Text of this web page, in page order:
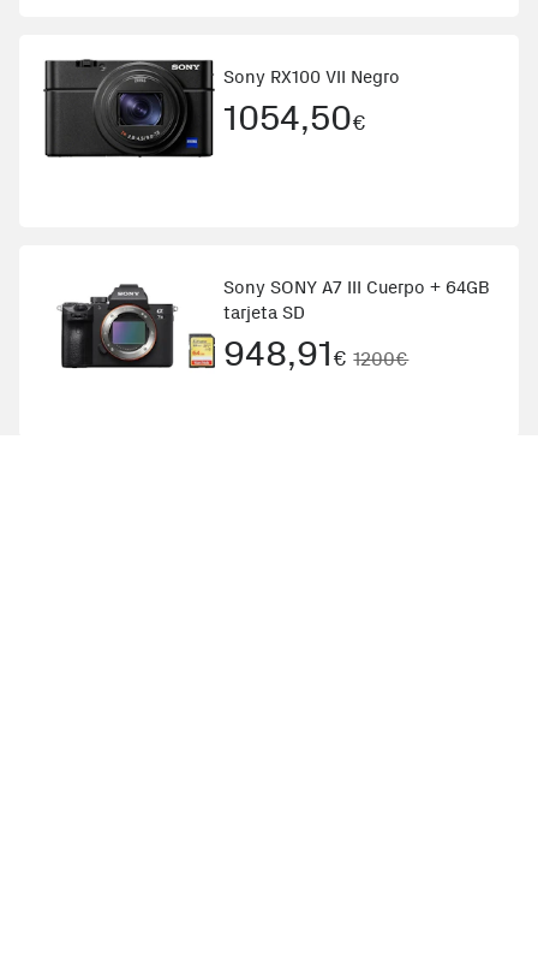
Sony RX100 VII Negro
1054,50€
Sony SONY A7 III Cuerpo + 64GB
tarjeta SD
948,91€ 1200€